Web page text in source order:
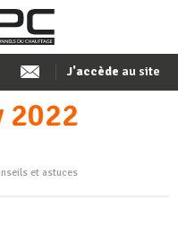
J'accède au site
2022
et astuces